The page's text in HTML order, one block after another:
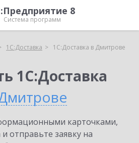
8
Система программ
1С:Доставка 1С:Доставка в Дмитрове
1С:Доставка
карточками,
отправьте заявку на